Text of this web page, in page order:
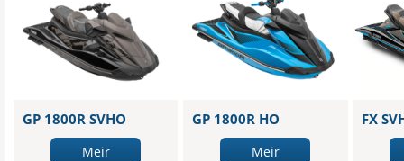
GP 1800R SVHO
Meir
GP 1800R HO
Meir
FX